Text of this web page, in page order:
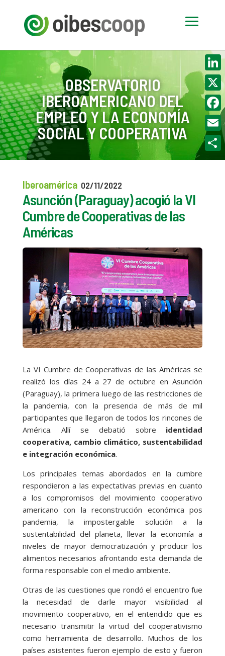
OBSERVATORIO
IBEROAMERICANO DEL
EMPLEO Y LA ECONOMÍA
SOCIAL Y COOPERATIVA
Iberoamérica 02/11/2022
Asunción (Paraguay) acogió la VI
Cumbre de Cooperativas de las
Américas
La VI Cumbre de Cooperativas de las Américas se
realizó los días 24 a 27 de octubre en Asunción
(Paraguay), la primera luego de las restricciones de
la pandemia, con la presencia de más de mil
participantes que llegaron de todos los rincones de
América. Allí se debatió sobre identidad
cooperativa, cambio climático, sustentabilidad
e integración económica.
Los principales temas abordados en la cumbre
respondieron a las expectativas previas en cuanto
a los compromisos del movimiento cooperativo
americano con la reconstrucción económica pos
pandemia, la impostergable solución a la
sustentabilidad del planeta, llevar la economía a
niveles de mayor democratización y producir los
alimentos necesarios afrontando esta demanda de
forma responsable con el medio ambiente.
Otras de las cuestiones que rondó el encuentro fue
la necesidad de darle mayor visibilidad al
movimiento cooperativo, en el entendido que es
necesario transmitir la virtud del cooperativismo
como herramienta de desarrollo. Muchos de los
países asistentes fueron ejemplo de esto y fueron
X
Email